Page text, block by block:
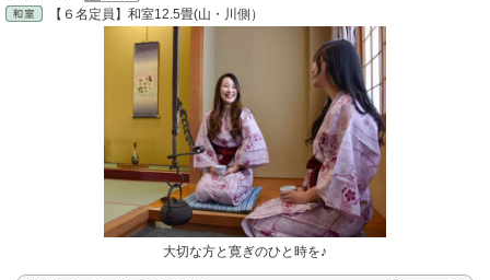
【６名定員】和室12.5畳(山・川側）
大切な方と寛ぎのひと時を♪